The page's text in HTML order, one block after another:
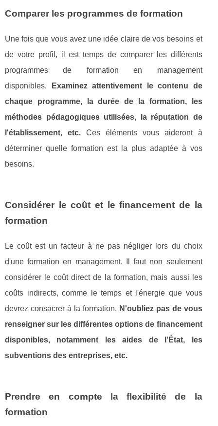
Comparer les programmes de formation
Une fois que vous avez une idée claire de vos besoins et
de votre profil, il est temps de comparer les différents
programmes de formation en management
disponibles.
Examinez attentivement le contenu de
chaque programme, la durée de la formation, les
méthodes pédagogiques utilisées, la réputation de
l'établissement, etc.Ces éléments vous aideront à
déterminer quelle formation est la plus adaptée à vos
besoins.
Considérer le coût et le financement de la
formation
Le coût est un facteur à ne pas négliger lors du choix
d'une formation en management. Il faut non seulement
considérer le coût direct de la formation, mais aussi les
coûts indirects, comme le temps et l'énergie que vous
devrez consacrer à la formation. N'oubliez pas de vous
renseigner sur les différentes options de financement
disponibles, notamment les aides de l'État, les
subventions des entreprises, etc.
Prendre en compte la flexibilité de la
formation